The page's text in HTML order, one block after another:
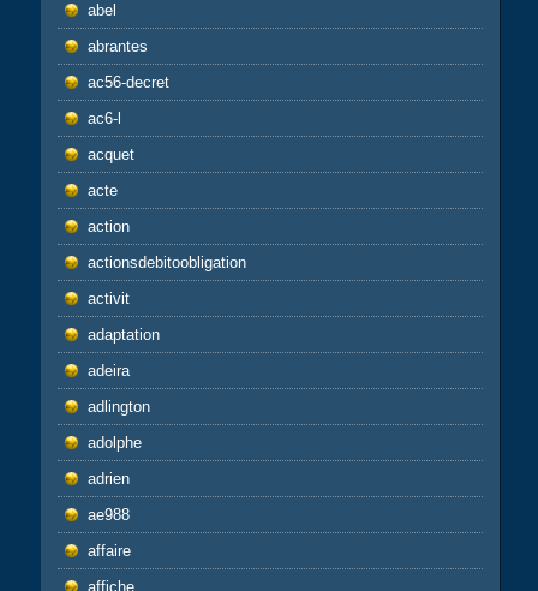
abel
abrantes
ac56-decret
ac6-l
acquet
acte
action
actionsdebitoobligation
activit
adaptation
adeira
adlington
adolphe
adrien
ae988
affaire
affiche